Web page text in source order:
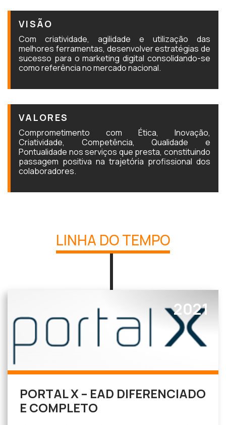
VISÃO
Com criatividade, agilidade e utilização das
melhores ferramentas, desenvolver estratégias de
sucesso para o marketing digital consolidando-se
como referência no mercado nacional.
VALORES
Comprometimento com Ética, Inovação,
Criatividade, Competência, Qualidade e
Pontualidade nos serviços que presta, constituindo
passagem positiva na trajetória profissional dos
colaboradores.
LINHA DO TEMPO
2021
PORTAL X – EAD DIFERENCIADO
E COMPLETO